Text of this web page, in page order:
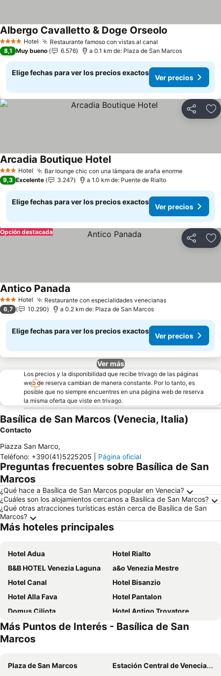
4 EstrellasHotel Restaurante famoso con vistas al canal
Albergo Cavalletto & Doge Orseolo
8,1 Muy bueno 6.576 a 0.1 km de: Plaza de San Marcos
Elige fechas para ver los precios exactos
Ver precios
Compartir
3 Estrellas
Hotel Bar lounge chic con una lámpara de araña enorme
Arcadia Boutique Hotel
9,3 Excelente 3.247 a 1.0 km de: Puente de Rialto
Elige fechas para ver los precios exactos
Ver precios
Compartir
Opción destacada
3 Estrellas
Hotel Restaurante con especialidades venecianas
Antico Panada
6,7 10.290 a 0.2 km de: Plaza de San Marcos
Elige fechas para ver los precios exactos
Ver precios
Ver más
Los precios y la disponibilidad que recibe trivago de las páginas
web de reserva cambian de manera constante. Por lo tanto, es
posible que no siempre encuentres en una página web de reserva
la misma oferta que viste en trivago.
Basílica de San Marcos (Venecia, Italia)
Contacto
Piazza San Marco,
Teléfono: +390(41)5225205 Página oficial
Preguntas frecuentes sobre Basílica de San
Marcos
¿Qué hace a Basílica de San Marcos popular en Venecia?
¿Cuáles son los alojamientos cercanos a Basílica de San Marcos?
¿Qué otras atracciones turísticas están cerca de Basílica de San
Marcos?
Más hoteles principales
Hotel Adua
Hotel Rialto
B&B HOTEL Venezia Laguna
a&o Venezia Mestre
Hotel Canal
Hotel Bisanzio
Hotel Alla Fava
Hotel Pantalon
Domus Ciliota
Hotel Antigo Trovatore
Hotel Carlton On The Grand Canal
Hotel Airone
Hotel Canaletto
Hotel Diana
Hotel Feel Inn Venice Airport
Más Puntos de Interés - Basílica de San
Marcos
Plaza de San Marcos
Estación Central de Venecia Santa Lucía